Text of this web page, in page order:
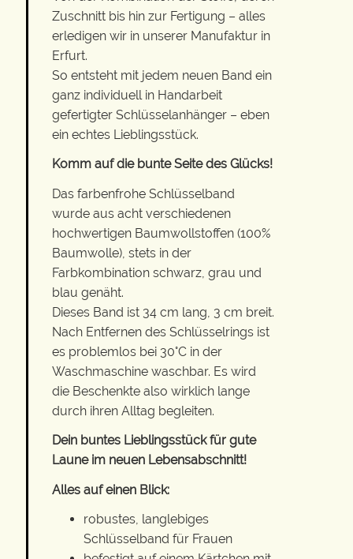
Zuschnitt bis hin zur Fertigung – alles
erledigen wir in unserer Manufaktur in
Erfurt.
So entsteht mit jedem neuen Band ein
ganz individuell in Handarbeit
gefertigter Schlüsselanhänger – eben
ein echtes Lieblingsstück.
Komm auf die bunte Seite des Glücks!
Das farbenfrohe Schlüsselband
wurde aus acht verschiedenen
hochwertigen Baumwollstoffen (100%
Baumwolle), stets in der
Farbkombination schwarz, grau und
blau genäht.
Dieses Band ist 34 cm lang, 3 cm breit.
Nach Entfernen des Schlüsselrings ist
es problemlos bei 30°C in der
Waschmaschine waschbar. Es wird
die Beschenkte also wirklich lange
durch ihren Alltag begleiten.
Dein buntes Lieblingsstück für gute
Laune im neuen Lebensabschnitt!
Alles auf einen Blick:
robustes, langlebiges
Schlüsselband für Frauen